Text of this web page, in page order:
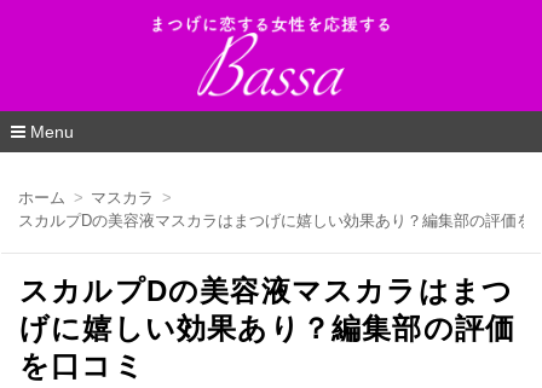
Bassa（バッサ）_まつげに恋する女性を応
援するWEBマガジン
Menu
ツ
ホーム
マスカラ
スカルプDの美容液マスカラはまつげに嬉しい効果あり？編集部の評価を
スカルプDの美容液マスカラはまつ
げに嬉しい効果あり？編集部の評価
を口コミ